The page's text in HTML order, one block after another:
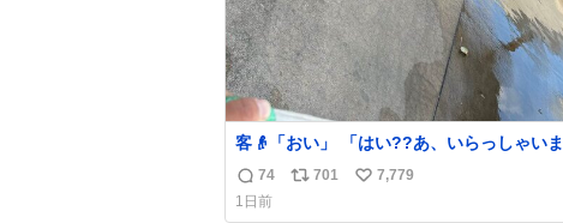
客👴「おい」 「はい??あ、いらっしゃいま
せ」 👴「さっきからずっと水出しっぱなしで
もったいないだろ」 「静電気を逃がし、熱く
なった地面の温度を下げ、引火事故の防止の
返
信
74
リ
701
い
7,779
1日前